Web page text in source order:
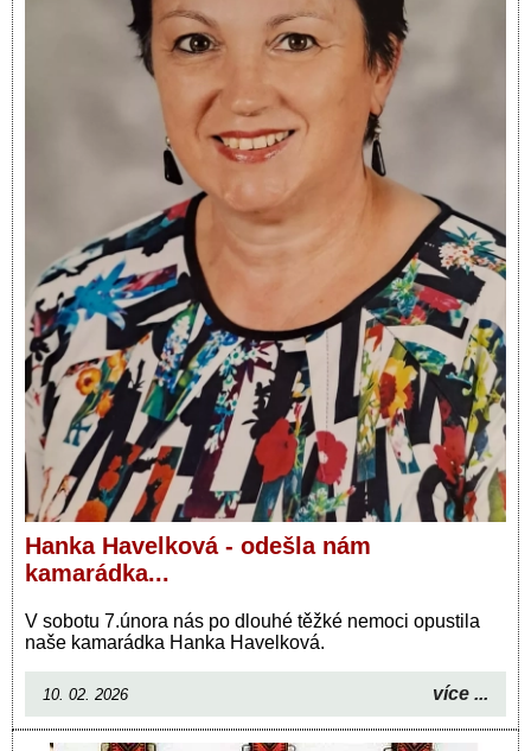
Hanka Havelková - odešla nám
kamarádka...
V sobotu 7.února nás po dlouhé těžké nemoci opustila
naše kamarádka Hanka Havelková.
10. 02. 2026 více ...